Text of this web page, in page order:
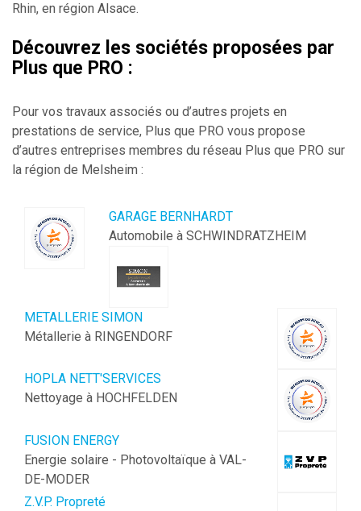
Rhin, en région Alsace.
Découvrez les sociétés proposées par
Plus que PRO :
Pour vos travaux associés ou d’autres projets en
prestations de service, Plus que PRO vous propose
d’autres entreprises membres du réseau Plus que PRO sur
la région de Melsheim :
GARAGE BERNHARDT
Automobile à SCHWINDRATZHEIM
METALLERIE SIMON
Métallerie à RINGENDORF
HOPLA NETT'SERVICES
Nettoyage à HOCHFELDEN
FUSION ENERGY
Energie solaire - Photovoltaïque à VAL-
DE-MODER
Z.V.P. Propreté